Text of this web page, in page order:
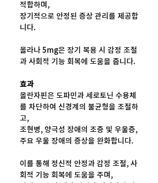
적합하며,
장기적으로 안정된 증상 관리를 제공합
니다.
올라나 5mg은 장기 복용 시 감정 조절
과 사회적 기능 회복에 도움을 줍니다.
효과
올란자핀은 도파민과 세로토닌 수용체
를 차단하여 신경계의 불균형을 조절하
고,
조현병, 양극성 장애의 조증 및 우울증,
주요 우울 장애의 증상을 완화합니다.
이를 통해 정신적 안정과 감정 조절, 사
회적 기능 회복에 도움을 주며,